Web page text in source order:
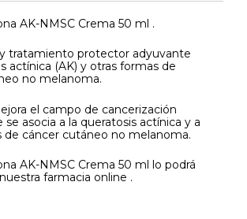
AK-NMSC Crema 50 ml .
tratamiento protector adyuvante
actínica (AK) y otras formas de
no melanoma.
el campo de cancerización
asocia a la queratosis actínica y a
de cáncer cutáneo no melanoma.
AK-NMSC Crema 50 ml lo podrá
farmacia online .